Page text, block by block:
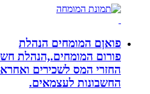
פואןם המומחים הנהלת
פורום המומחים.,הנהלת
החזרי המס לשכירים ואחראית
החשבונות לעצמאים.